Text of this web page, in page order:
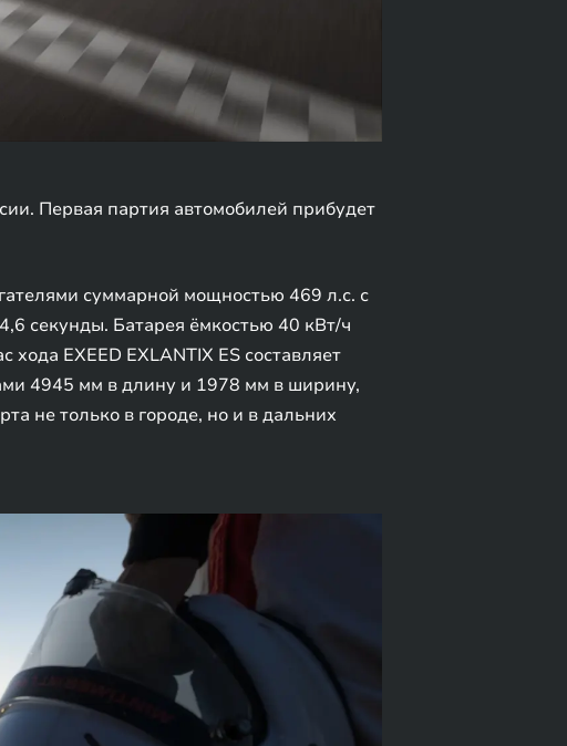
Первая партия автомобилей прибудет
суммарной мощностью 469 л.с. с
секунды. Батарея ёмкостью 40 кВт/ч
EXEED EXLANTIX ES составляет
4945 мм в длину и 1978 мм в ширину,
не только в городе, но и в дальних